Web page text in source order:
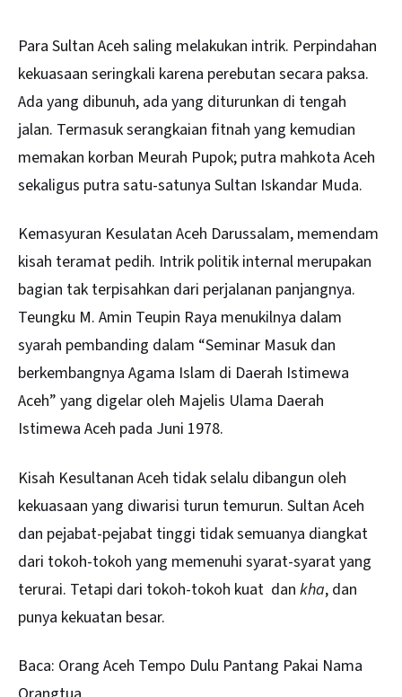
Para Sultan Aceh saling melakukan intrik. Perpindahan
kekuasaan seringkali karena perebutan secara paksa.
Ada yang dibunuh, ada yang diturunkan di tengah
jalan. Termasuk serangkaian fitnah yang kemudian
memakan korban Meurah Pupok; putra mahkota Aceh
sekaligus putra satu-satunya Sultan Iskandar Muda.
Kemasyuran Kesulatan Aceh Darussalam, memendam
kisah teramat pedih. Intrik politik internal merupakan
bagian tak terpisahkan dari perjalanan panjangnya.
Teungku M. Amin Teupin Raya menukilnya dalam
syarah pembanding dalam “Seminar Masuk dan
berkembangnya Agama Islam di Daerah Istimewa
Aceh” yang digelar oleh Majelis Ulama Daerah
Istimewa Aceh pada Juni 1978.
Kisah Kesultanan Aceh tidak selalu dibangun oleh
kekuasaan yang diwarisi turun temurun. Sultan Aceh
dan pejabat-pejabat tinggi tidak semuanya diangkat
dari tokoh-tokoh yang memenuhi syarat-syarat yang
terurai. Tetapi dari tokoh-tokoh kuat dan kha, dan
punya kekuatan besar.
Baca: Orang Aceh Tempo Dulu Pantang Pakai Nama